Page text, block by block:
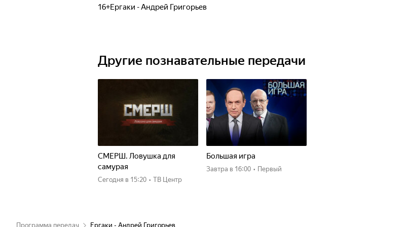
16+Ергаки - Андрей Григорьев
Другие познавательные передачи
СМЕРШ. Ловушка для
самурая
Сегодня в 15:20 • ТВ Центр
Большая игра
Завтра в 16:00 • Первый
Программа передач Ергаки - Андрей Григорьев